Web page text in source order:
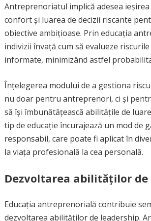
Antreprenoriatul implică adesea ieșirea
confort și luarea de decizii riscante
obiective ambițioase. Prin educația
indivizii învață cum să evalueze riscurile
informate, minimizând astfel
Înțelegerea modului de a gestiona
nu doar pentru antreprenori, ci și
să își îmbunătățească abilitățile de
tip de educație încurajează un mod de
responsabil, care poate fi aplicat în
la viața profesională la cea personală.
Dezvoltarea abilităților
Educația antreprenorială contribuie
dezvoltarea abilităților de leadership.